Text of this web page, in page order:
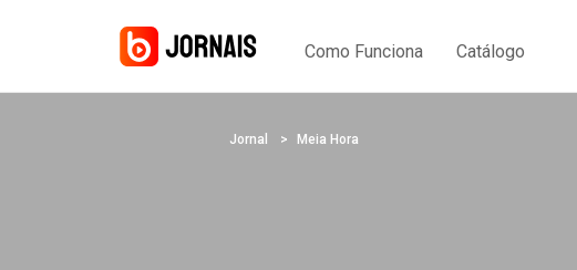
Como Funciona Catálogo
Jornal Meia Hora